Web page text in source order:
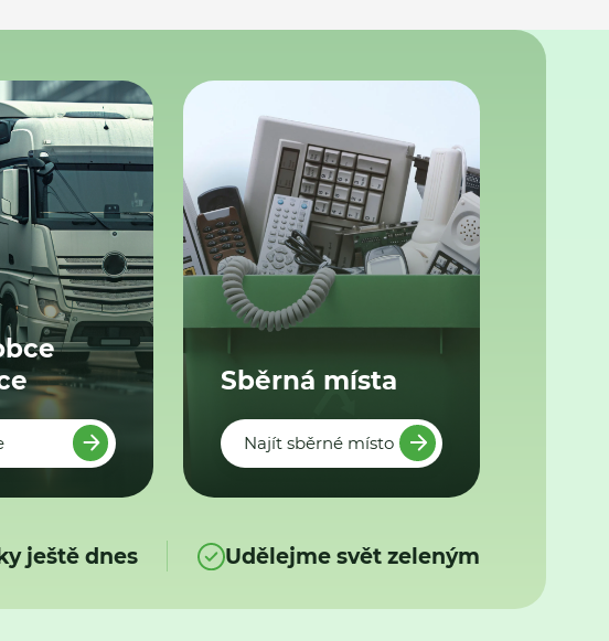
Sběrná místa
Najít sběrné místo
ještě dnes Udělejme svět zeleným